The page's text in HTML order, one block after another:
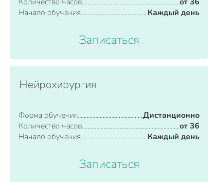
Начало обучения
Каждый день
Записаться
Нейрохирургия
Форма обучения
Дистанционно
Количество часов
от 36
Начало обучения
Каждый день
Записаться